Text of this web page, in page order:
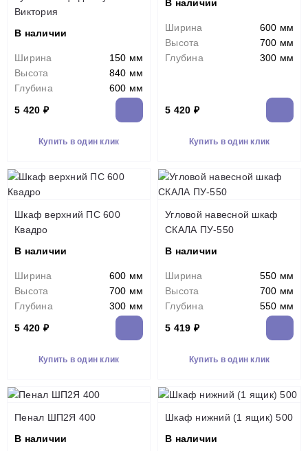
Виктория
В наличии
Ширина
150 мм
Высота
840 мм
Глубина
600 мм
5 420 ₽
Купить в один клик
В наличии
Ширина
600 мм
Высота
700 мм
Глубина
300 мм
5 420 ₽
Купить в один клик
Шкаф верхний ПС 600
Квадро
В наличии
Ширина
600 мм
Высота
700 мм
Глубина
300 мм
5 420 ₽
Купить в один клик
Угловой навесной шкаф
СКАЛА ПУ-550
В наличии
Ширина
550 мм
Высота
700 мм
Глубина
550 мм
5 419 ₽
Купить в один клик
Пенал ШП2Я 400
В наличии
Шкаф нижний (1 ящик) 500
В наличии